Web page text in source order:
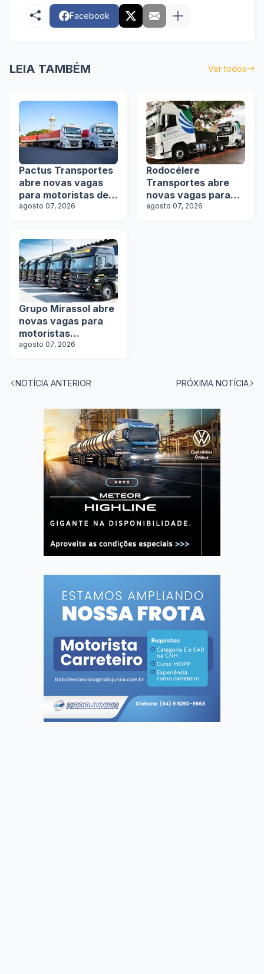
Facebook
LEIA TAMBÉM Ver todos
Pactus Transportes
abre novas vagas
para motoristas de
rodotrens
agosto 07, 2026
Rodocélere
Transportes abre
novas vagas para
motoristas
agosto 07, 2026
Grupo Mirassol abre
novas vagas para
motoristas
categoria D e E
agosto 07, 2026
NOTÍCIA ANTERIOR PRÓXIMA NOTÍCIA